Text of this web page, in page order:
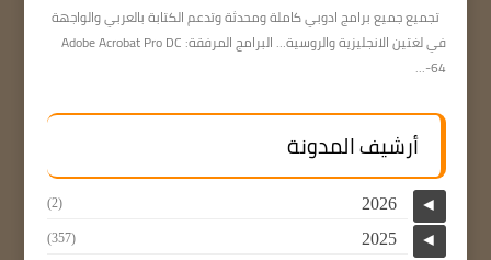
تجميع جميع برامج ادوبي كاملة ومحدثة وتدعم الكتابة بالعربي والواجهة
في لغتين الانجليزية والروسية… البرامج المرفقة: Adobe Acrobat Pro DC
64-...
أرشيف المدونة
◄
2026
(2)
◄
2025
(357)